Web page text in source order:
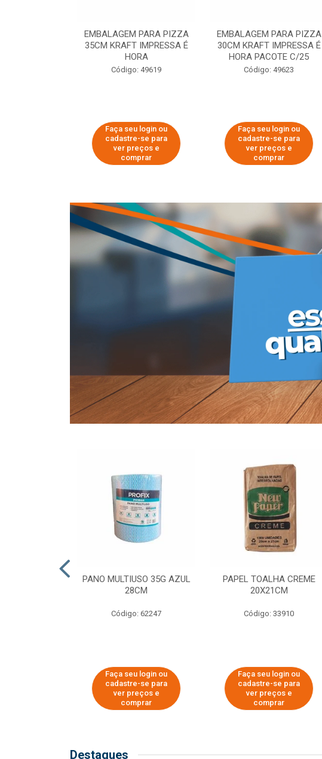
EMBALAGEM PARA PIZZA
35CM KRAFT IMPRESSA É
HORA
Código: 49619
Faça seu login ou
cadastre-se para
ver preços e
comprar
EMBALAGEM PARA PIZZA
30CM KRAFT IMPRESSA É
HORA PACOTE C/25
Código: 49623
Faça seu login ou
cadastre-se para
ver preços e
comprar
PANO MULTIUSO 35G AZUL
28CM
Código: 62247
Faça seu login ou
cadastre-se para
ver preços e
comprar
PAPEL TOALHA CREME
20X21CM
Código: 33910
Faça seu login ou
cadastre-se para
ver preços e
comprar
Destaques